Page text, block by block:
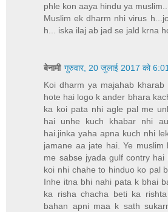
phle kon aaya hindu ya muslim....
Muslim ek dharm nhi virus
h... iska ilaj ab jad se jald krna
बेनामी गुरुवार, 20 जुलाई 2017 को
Koi dharm ya majahab
hote hai logo k ander bhara
ka koi pata nhi agle pal me
hai unhe kuch khabar nhi
hai.jinka yaha apna kuch nhi
jamane aa jate hai. Ye muslim
me sabse jyada gulf contry
koi nhi chahe to hinduo ko pal
Inhe itna bhi nahi pata k bhai
ka risha chacha beti ka
bahan apni maa k sath